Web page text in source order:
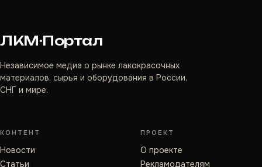
ЛКМ·Портал
Независимое медиа о рынке лакокрасочных
материалов, сырья и оборудования в России,
СНГ и мире.
КОНТЕНТ
Новости
Статьи
ПРОЕКТ
О проекте
Рекламодателям